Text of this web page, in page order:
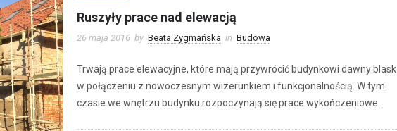
Ruszyły prace nad elewacją
26 maja 2016 by Beata Zygmańska in Budowa
Trwają prace elewacyjne, które mają przywrócić budynkowi dawny blask
w połączeniu z nowoczesnym wizerunkiem i funkcjonalnością. W tym
czasie we wnętrzu budynku rozpoczynają się prace wykończeniowe.